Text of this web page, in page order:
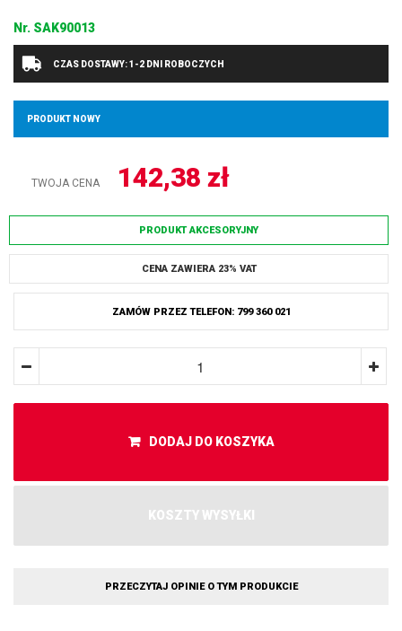
Nr. SAK90013
CZAS DOSTAWY: 1-2 DNI ROBOCZYCH
PRODUKT NOWY
TWOJA CENA 142,38 zł
PRODUKT AKCESORYJNY
CENA ZAWIERA 23% VAT
ZAMÓW PRZEZ TELEFON: 799 360 021
DODAJ DO KOSZYKA
KOSZTY WYSYŁKI
PRZECZYTAJ OPINIE O TYM PRODUKCIE